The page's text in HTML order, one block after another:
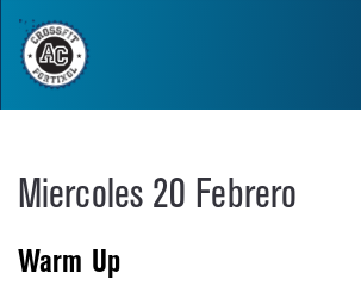
Miercoles 20 Febrero
Warm Up